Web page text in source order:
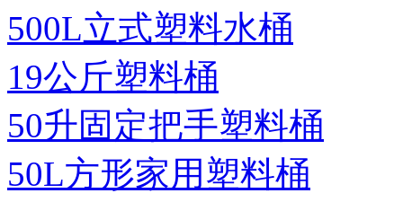
500L立式塑料水桶
19公斤塑料桶
50升固定把手塑料桶
50L方形家用塑料桶